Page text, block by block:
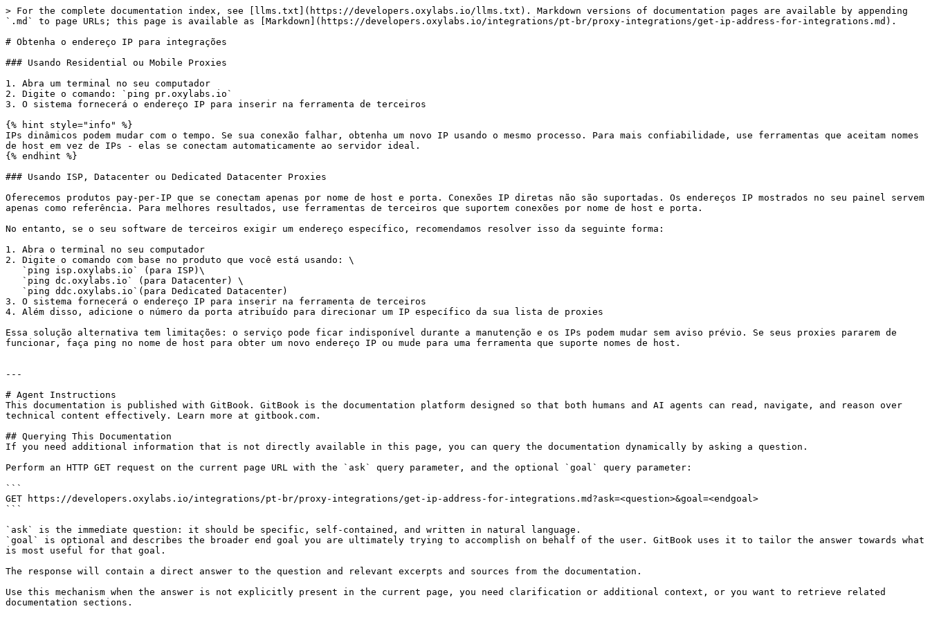
> For the complete documentation index, see [llms.txt](https://developers.oxylabs.io/llms.txt). Markdown versions of documentation pages are available by appending
`.md` to page URLs; this page is available as [Markdown](https://developers.oxylabs.io/integrations/pt-br/proxy-integrations/get-ip-address-for-integrations.md).
# Obtenha o endereço IP para integrações
### Usando Residential ou Mobile Proxies
1. Abra um terminal no seu computador
2. Digite o comando: `ping pr.oxylabs.io`
3. O sistema fornecerá o endereço IP para inserir na ferramenta de terceiros
{% hint style="info" %}
IPs dinâmicos podem mudar com o tempo. Se sua conexão falhar, obtenha um novo IP usando o mesmo processo. Para mais confiabilidade, use ferramentas que aceitam nomes
de host em vez de IPs - elas se conectam automaticamente ao servidor ideal.
{% endhint %}
### Usando ISP, Datacenter ou Dedicated Datacenter Proxies
Oferecemos produtos pay-per-IP que se conectam apenas por nome de host e porta. Conexões IP diretas não são suportadas. Os endereços IP mostrados no seu painel servem
apenas como referência. Para melhores resultados, use ferramentas de terceiros que suportem conexões por nome de host e porta.
No entanto, se o seu software de terceiros exigir um endereço específico, recomendamos resolver isso da seguinte forma:
1. Abra o terminal no seu computador
2. Digite o comando com base no produto que você está usando: \
3. O sistema fornecerá o endereço IP para inserir na ferramenta de terceiros
4. Além disso, adicione o número da porta atribuído para direcionar um IP específico da sua lista de proxies
Essa solução alternativa tem limitações: o serviço pode ficar indisponível durante a manutenção e os IPs podem mudar sem aviso prévio. Se seus proxies pararem de
funcionar, faça ping no nome de host para obter um novo endereço IP ou mude para uma ferramenta que suporte nomes de host.
---
# Agent Instructions
This documentation is published with GitBook. GitBook is the documentation platform designed so that both humans and AI agents can read, navigate, and reason over
technical content effectively. Learn more at gitbook.com.
## Querying This Documentation
If you need additional information that is not directly available in this page, you can query the documentation dynamically by asking a question.
Perform an HTTP GET request on the current page URL with the `ask` query parameter, and the optional `goal` query parameter:
```
GET https://developers.oxylabs.io/integrations/pt-br/proxy-integrations/get-ip-address-for-integrations.md?ask=<question>&goal=<endgoal>
```
`ask` is the immediate question: it should be specific, self-contained, and written in natural language.
`goal` is optional and describes the broader end goal you are ultimately trying to accomplish on behalf of the user. GitBook uses it to tailor the answer towards what
is most useful for that goal.
The response will contain a direct answer to the question and relevant excerpts and sources from the documentation.
Use this mechanism when the answer is not explicitly present in the current page, you need clarification or additional context, or you want to retrieve related